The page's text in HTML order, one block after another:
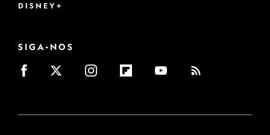
DISNEY+
SIGA-NOS